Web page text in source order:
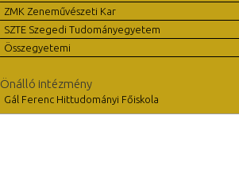
ZMK Zeneművészeti Kar
SZTE Szegedi Tudományegyetem
Összegyetemi
Önálló intézmény
Gál Ferenc Hittudományi Főiskola